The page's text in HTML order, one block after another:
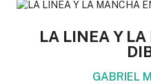
LA LINEA Y
GABRIEL